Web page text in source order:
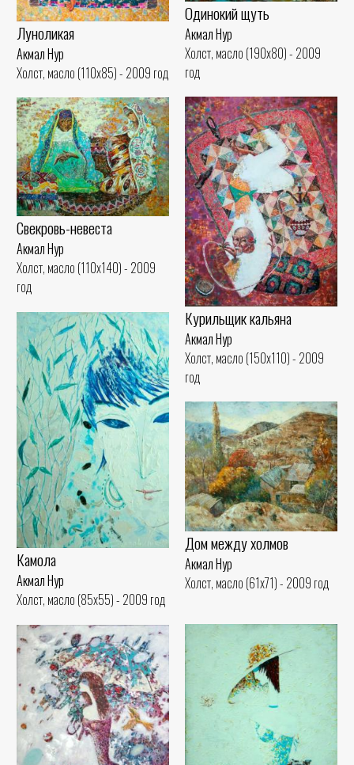
Одинокий щуть
Акмал Нур
Холст, масло (190x80) - 2009
год
Луноликая
Акмал Нур
Холст, масло (110x85) - 2009 год
Курильщик кальяна
Акмал Нур
Холст, масло (150x110) - 2009
год
Свекровь-невеста
Акмал Нур
Холст, масло (110x140) - 2009
год
Камола
Акмал Нур
Холст, масло (85x55) - 2009 год
Дом между холмов
Акмал Нур
Холст, масло (61x71) - 2009 год